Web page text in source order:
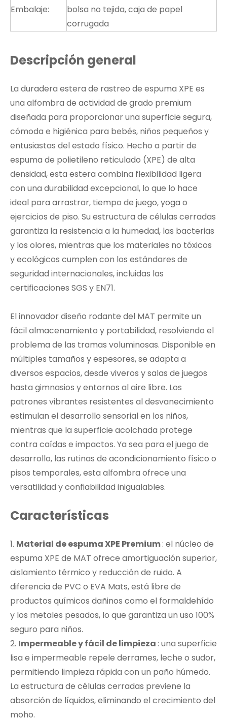
Embalaje:
bolsa no tejida, caja de papel
corrugada
Descripción general
La duradera estera de rastreo de espuma XPE es
una alfombra de actividad de grado premium
diseñada para proporcionar una superficie segura,
cómoda e higiénica para bebés, niños pequeños y
entusiastas del estado físico. Hecho a partir de
espuma de polietileno reticulado (XPE) de alta
densidad, esta estera combina flexibilidad ligera
con una durabilidad excepcional, lo que lo hace
ideal para arrastrar, tiempo de juego, yoga o
ejercicios de piso. Su estructura de células cerradas
garantiza la resistencia a la humedad, las bacterias
y los olores, mientras que los materiales no tóxicos
y ecológicos cumplen con los estándares de
seguridad internacionales, incluidas las
certificaciones SGS y EN71.
El innovador diseño rodante del MAT permite un
fácil almacenamiento y portabilidad, resolviendo el
problema de las tramas voluminosas. Disponible en
múltiples tamaños y espesores, se adapta a
diversos espacios, desde viveros y salas de juegos
hasta gimnasios y entornos al aire libre. Los
patrones vibrantes resistentes al desvanecimiento
estimulan el desarrollo sensorial en los niños,
mientras que la superficie acolchada protege
contra caídas e impactos. Ya sea para el juego de
desarrollo, las rutinas de acondicionamiento físico o
pisos temporales, esta alfombra ofrece una
versatilidad y confiabilidad inigualables.
Características
1. Material de espuma XPE Premium: el núcleo de
espuma XPE de MAT ofrece amortiguación superior,
aislamiento térmico y reducción de ruido. A
diferencia de PVC o EVA Mats, está libre de
productos químicos dañinos como el formaldehído
y los metales pesados, lo que garantiza un uso 100%
seguro para niños.
2. Impermeable y fácil de limpieza: una superficie
lisa e impermeable repele derrames, leche o sudor,
permitiendo limpieza rápida con un paño húmedo.
La estructura de células cerradas previene la
absorción de líquidos, eliminando el crecimiento del
moho.